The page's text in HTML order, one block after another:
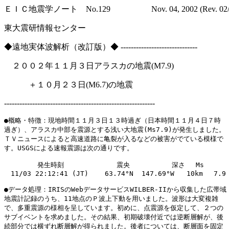
ＥＩＣ地震学ノート No.129 Nov. 04, 2002 (Rev. 02/
東大震研情報センター
◆遠地実体波解析（改訂版）◆ ------------------------------
２００２年１１月３日アラスカの地震(M7.9)
＋１０月２３日(M6.7)の地震
-----------------------------------------------------------
●概略・特徴：現地時間１１月３日１３時過ぎ（日本時間１１月４日７時
過ぎ）、アラスカ中部を震源とする浅い大地震(Ms7.9)が発生しました。
ＴＶニュースによると高速道路に亀裂が入るなどの被害がでている模様で
す。USGSによる速報震源は次の通りです。
発生時刻　　　        震央　　       深さ　 Ms
11/03 22:12:41 (JT)    63.74°N  147.69°W   10km　 7.9
●データ処理：IRISのWebデータサービスWILBER-IIから収集した広帯域
地震計記録のうち、11地点のＰ波上下動を用いました。波形は大変複雑
で、多重震源の様相を呈しています。初めに、点震源を仮定して、２つの
サブイベントを求めました。その結果、初期破壊付近では逆断層解が、後
続部分では横ずれ断層解が得られました。後者については、断層面を固定